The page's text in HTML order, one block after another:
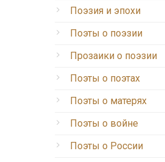
Поэзия и эпохи
Поэты о поэзии
Прозаики о поэзии
Поэты о поэтах
Поэты о матерях
Поэты о войне
Поэты о России